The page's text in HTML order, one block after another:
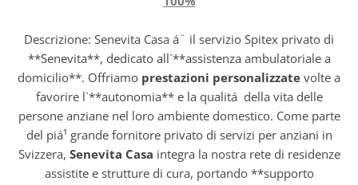
Descrizione: Senevita Casa á¨ il servizio Spitex privato di
**Senevita**, dedicato all`**assistenza ambulatoriale a
domicilio**. Offriamo prestazioni personalizzate volte a
favorire l`**autonomia** e la qualitá della vita delle
persone anziane nel loro ambiente domestico. Come parte
del piá¹ grande fornitore privato di servizi per anziani in
Svizzera, Senevita Casa integra la nostra rete di residenze
assistite e strutture di cura, portando **supporto